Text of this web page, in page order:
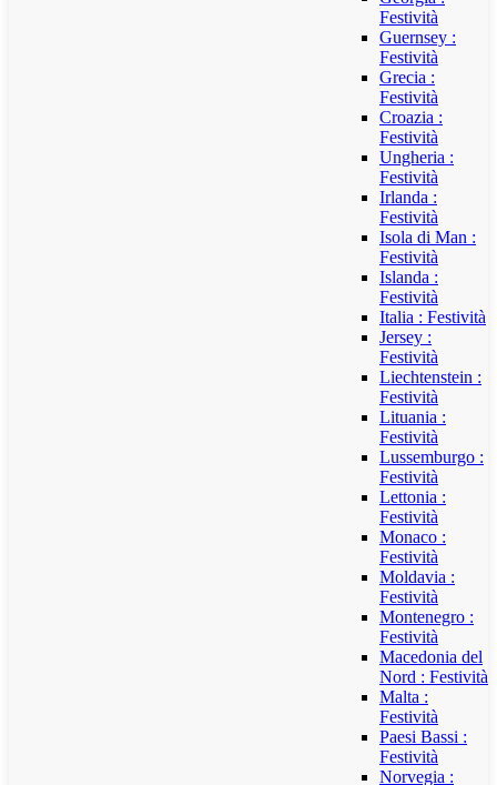
Festività
Guernsey :
Festività
Grecia :
Festività
Croazia :
Festività
Ungheria :
Festività
Irlanda :
Festività
Isola di Man :
Festività
Islanda :
Festività
Italia : Festività
Jersey :
Festività
Liechtenstein :
Festività
Lituania :
Festività
Lussemburgo :
Festività
Lettonia :
Festività
Monaco :
Festività
Moldavia :
Festività
Montenegro :
Festività
Macedonia del
Nord : Festività
Malta :
Festività
Paesi Bassi :
Festività
Norvegia :